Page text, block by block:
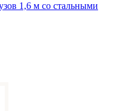
1,6 м со стальными